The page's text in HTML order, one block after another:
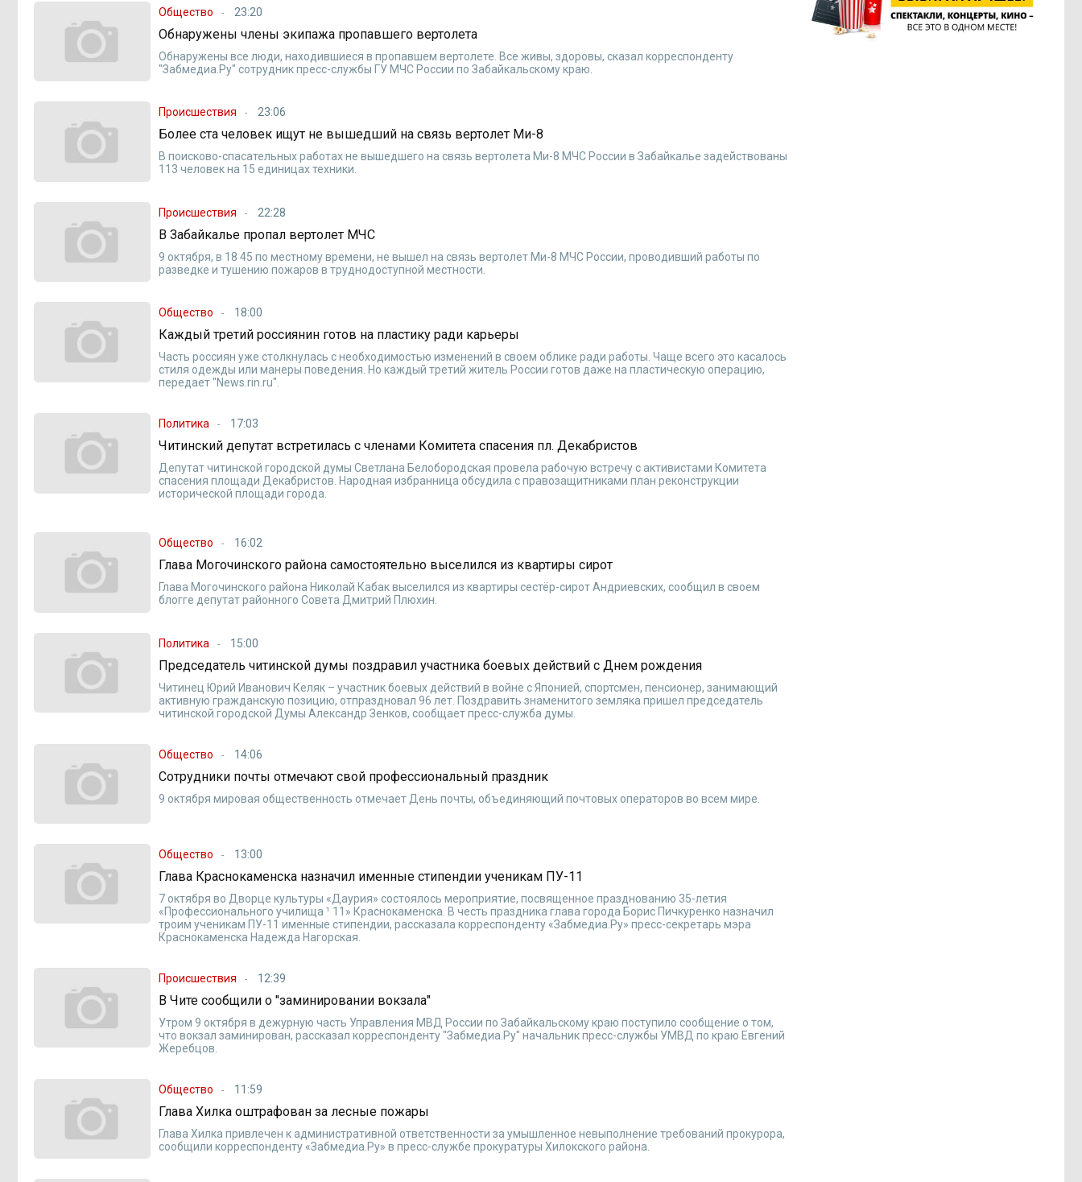
Общество 23:20
Обнаружены члены экипажа пропавшего вертолета
Обнаружены все люди, находившиеся в пропавшем вертолете. Все живы, здоровы, сказал корреспонденту
"Забмедиа.Ру" сотрудник пресс-службы ГУ МЧС России по Забайкальскому краю.
Происшествия 23:06
Более ста человек ищут не вышедший на связь вертолет Ми-8
В поисково-спасательных работах не вышедшего на связь вертолета Ми-8 МЧС России в Забайкалье задействованы
113 человек на 15 единицах техники.
Происшествия 22:28
В Забайкалье пропал вертолет МЧС
9 октября, в 18 45 по местному времени, не вышел на связь вертолет Ми-8 МЧС России, проводивший работы по
разведке и тушению пожаров в труднодоступной местности.
Общество 18:00
Каждый третий россиянин готов на пластику ради карьеры
Часть россиян уже столкнулась с необходимостью изменений в своем облике ради работы. Чаще всего это касалось
стиля одежды или манеры поведения. Но каждый третий житель России готов даже на пластическую операцию,
передает "News.rin.ru".
Политика 17:03
Читинский депутат встретилась с членами Комитета спасения пл. Декабристов
Депутат читинской городской думы Светлана Белобородская провела рабочую встречу с активистами Комитета
спасения площади Декабристов. Народная избранница обсудила с правозащитниками план реконструкции
исторической площади города.
Общество 16:02
Глава Могочинского района самостоятельно выселился из квартиры сирот
Глава Могочинского района Николай Кабак выселился из квартиры сестёр-сирот Андриевских, сообщил в своем
блогге депутат районного Совета Дмитрий Плюхин.
Политика 15:00
Председатель читинской думы поздравил участника боевых действий с Днем рождения
Читинец Юрий Иванович Келяк – участник боевых действий в войне с Японией, спортсмен, пенсионер, занимающий
активную гражданскую позицию, отпраздновал 96 лет. Поздравить знаменитого земляка пришел председатель
читинской городской Думы Александр Зенков, сообщает пресс-служба думы.
Общество 14:06
Сотрудники почты отмечают свой профессиональный праздник
9 октября мировая общественность отмечает День почты, объединяющий почтовых операторов во всем мире.
Общество 13:00
Глава Краснокаменска назначил именные стипендии ученикам ПУ-11
7 октября во Дворце культуры «Даурия» состоялось мероприятие, посвященное празднованию 35-летия
«Профессионального училища ¹ 11» Краснокаменска. В честь праздника глава города Борис Пичкуренко назначил
троим ученикам ПУ-11 именные стипендии, рассказала корреспонденту «Забмедиа.Ру» пресс-секретарь мэра
Краснокаменска Надежда Нагорская.
Происшествия 12:39
В Чите сообщили о "заминировании вокзала"
Утром 9 октября в дежурную часть Управления МВД России по Забайкальскому краю поступило сообщение о том,
что вокзал заминирован, рассказал корреспонденту "Забмедиа.Ру" начальник пресс-службы УМВД по краю Евгений
Жеребцов.
Общество 11:59
Глава Хилка оштрафован за лесные пожары
Глава Хилка привлечен к административной ответственности за умышленное невыполнение требований прокурора,
сообщили корреспонденту «Забмедиа.Ру» в пресс-службе прокуратуры Хилокского района.